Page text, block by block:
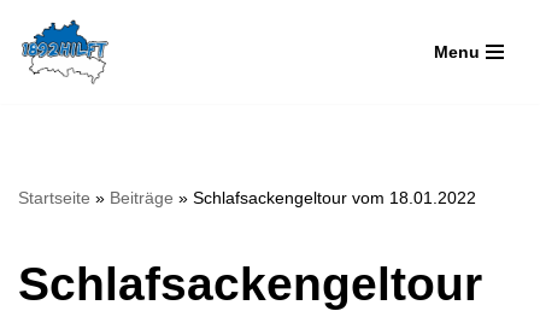
Zum
Menu
Startseite » Beiträge » Schlafsackengeltour vom 18.01.2022
Schlafsackengeltour